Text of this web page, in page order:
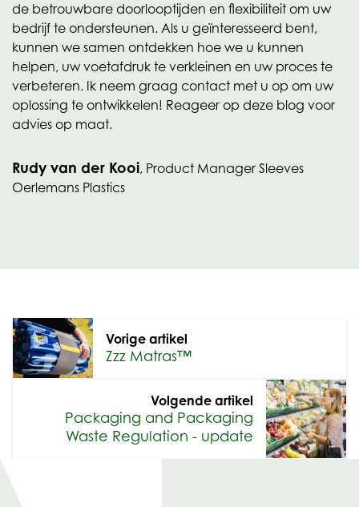
de betrouwbare doorlooptijden en flexibiliteit om uw
bedrijf te ondersteunen. Als u geïnteresseerd bent,
kunnen we samen ontdekken hoe we u kunnen
helpen, uw voetafdruk te verkleinen en uw proces te
verbeteren. Ik neem graag contact met u op om uw
oplossing te ontwikkelen! Reageer op deze blog voor
advies op maat.
Rudy van der Kooi, Product Manager Sleeves
Oerlemans Plastics
Vorige artikel
Zzz Matras™
Volgende artikel
Packaging and Packaging
Waste Regulation - update